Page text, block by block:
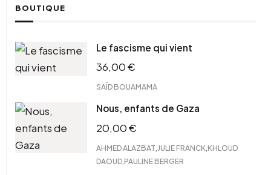
BOUTIQUE
Le fascisme qui vient
36,00€
SAÏD BOUAMAMA
Nous, enfants de Gaza
20,00€
AHMED ALAZBAT JULIE FRANCK KHLOUD
DAOUD PAULINE BERGER